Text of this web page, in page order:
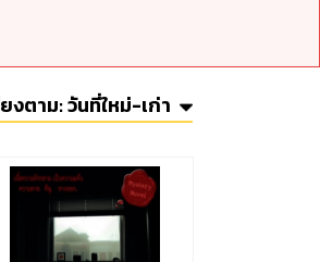
ยงตาม:วันที่ใหม่-เก่า